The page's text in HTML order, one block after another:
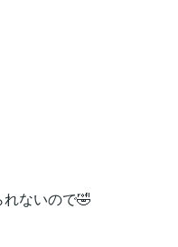
ないので🤣